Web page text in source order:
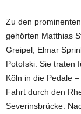
Zu den
gehörten Matthias
Greipel, Elmar
Potofski. Sie traten
Köln in die Pedale
Fahrt durch den
Severinsbrücke.